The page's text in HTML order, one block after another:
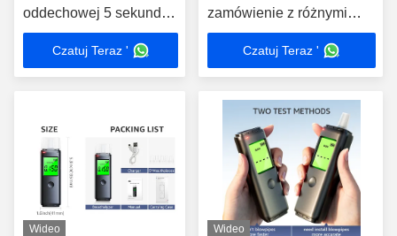
oddechowej 5 sekund
czasu reakcji z
dźwiękowym alarmem
Czatuj Teraz '
zamówienie z różnymi
sygnałami świetlnymi
Czatuj Teraz '
Wideo Wideo